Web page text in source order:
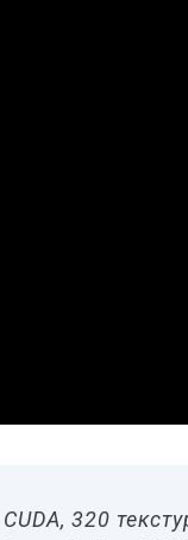
320